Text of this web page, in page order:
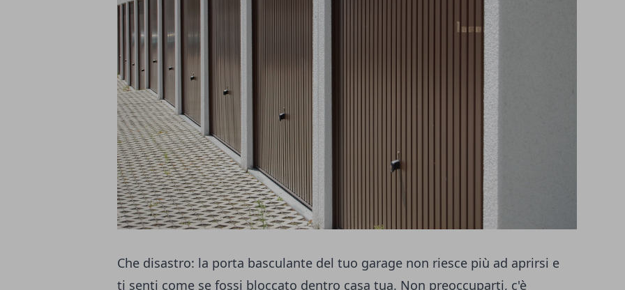
Che disastro: la porta basculante del tuo garage non riesce più ad aprirsi e
ti senti come se fossi bloccato dentro casa tua. Non preoccuparti, c'è